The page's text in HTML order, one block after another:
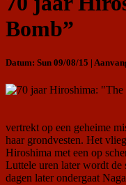
Bomb”
Datum: Sun 09/08/15 |
vertrekt op een geheime
haar grondvesten. Het
Hiroshima met een op
Luttele uren later wordt de
dagen later ondergaat